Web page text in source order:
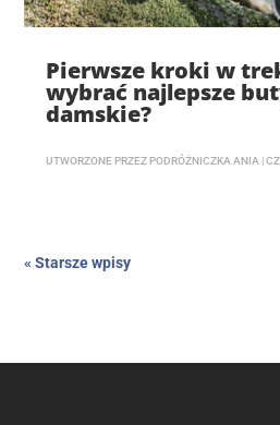
Pierwsze kroki w
wybrać najlepsze
damskie?
UTWORZONE PRZEZ PODRÓŻNICZKA ANIA |
« Starsze wpisy